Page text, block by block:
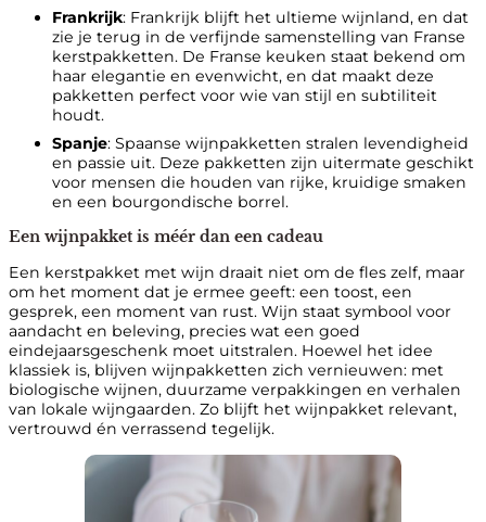
Frankrijk: Frankrijk blijft het ultieme wijnland, en dat
zie je terug in de verfijnde samenstelling van Franse
kerstpakketten. De Franse keuken staat bekend om
haar elegantie en evenwicht, en dat maakt deze
pakketten perfect voor wie van stijl en subtiliteit
houdt.
Spanje: Spaanse wijnpakketten stralen levendigheid
en passie uit. Deze pakketten zijn uitermate geschikt
voor mensen die houden van rijke, kruidige smaken
en een bourgondische borrel.
Een wijnpakket is méér dan een cadeau
Een kerstpakket met wijn draait niet om de fles zelf, maar
om het moment dat je ermee geeft: een toost, een
gesprek, een moment van rust. Wijn staat symbool voor
aandacht en beleving, precies wat een goed
eindejaarsgeschenk moet uitstralen. Hoewel het idee
klassiek is, blijven wijnpakketten zich vernieuwen: met
biologische wijnen, duurzame verpakkingen en verhalen
van lokale wijngaarden. Zo blijft het wijnpakket relevant,
vertrouwd én verrassend tegelijk.